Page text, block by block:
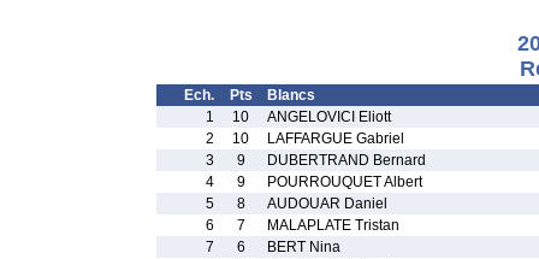
Ech. Pts
Blancs
1
10
ANGELOVICI Eliott
2
10
LAFFARGUE Gabriel
3
9
DUBERTRAND Bernard
4
9
POURROUQUET Albert
5
8
AUDOUAR Daniel
6
7
MALAPLATE Tristan
7
6
BERT Nina